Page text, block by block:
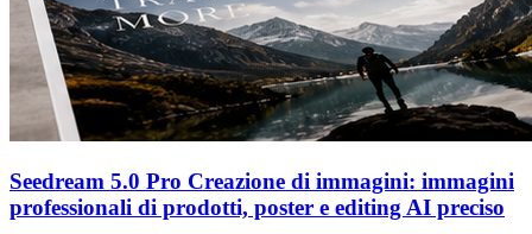
Seedream 5.0 Pro Creazione di immagini: immagini
professionali di prodotti, poster e editing AI preciso